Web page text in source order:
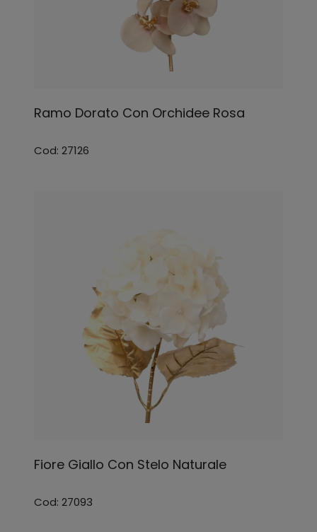
Ramo Dorato Con Orchidee Rosa
Cod: 27126
Fiore Giallo Con Stelo Naturale
Cod: 27093